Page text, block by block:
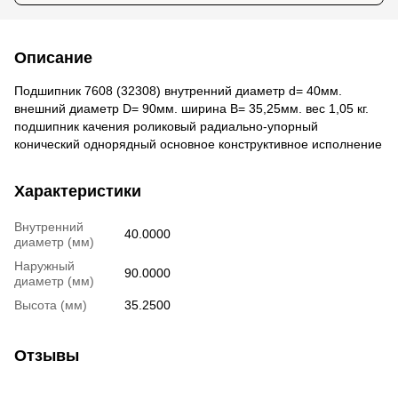
Описание
Подшипник 7608 (32308) внутренний диаметр d= 40мм.
внешний диаметр D= 90мм. ширина B= 35,25мм. вес 1,05 кг.
подшипник качения роликовый радиально-упорный
конический однорядный основное конструктивное исполнение
Характеристики
Внутренний
диаметр (мм)
40.0000
Наружный
диаметр (мм)
90.0000
Высота (мм) 35.2500
Отзывы